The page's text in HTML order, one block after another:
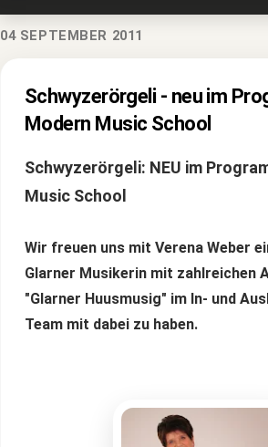
04 SEPTEMBER 2011
Schwyzerörgeli - neu im
Modern Music School
Schwyzerörgeli: NEU im
Music School
Wir freuen uns mit Verena Weber
Glarner Musikerin mit zahlreichen
"Glarner Huusmusig" im In- und
Team mit dabei zu haben.